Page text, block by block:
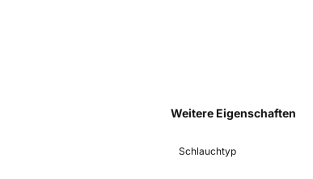
Weitere Eigenschaften
Schlauchtyp